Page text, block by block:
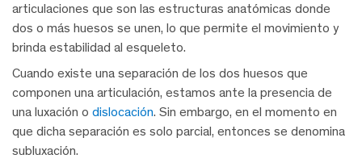
articulaciones que son las estructuras anatómicas donde
dos o más huesos se unen, lo que permite el movimiento y
brinda estabilidad al esqueleto.
Cuando existe una separación de los dos huesos que
componen una articulación, estamos ante la presencia de
una luxación o dislocación. Sin embargo, en el momento en
que dicha separación es solo parcial, entonces se denomina
subluxación.